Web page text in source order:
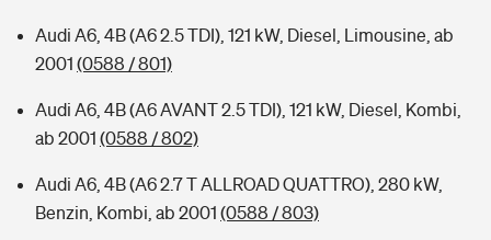
Audi A6, 4B (A6 2.5 TDI), 121 kW, Diesel, Limousine, ab
2001 (0588 / 801)
Audi A6, 4B (A6 AVANT 2.5 TDI), 121 kW, Diesel, Kombi,
ab 2001 (0588 / 802)
Audi A6, 4B (A6 2.7 T ALLROAD QUATTRO), 280 kW,
Benzin, Kombi, ab 2001 (0588 / 803)